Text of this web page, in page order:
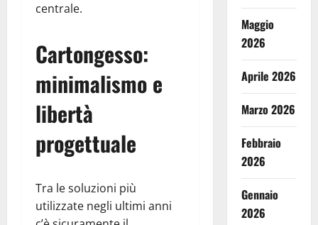
centrale.
Cartongesso:
minimalismo e
libertà
progettuale
Tra le soluzioni più
utilizzate negli ultimi anni
Maggio
2026
Aprile 2026
Marzo 2026
Febbraio
2026
Gennaio
2026